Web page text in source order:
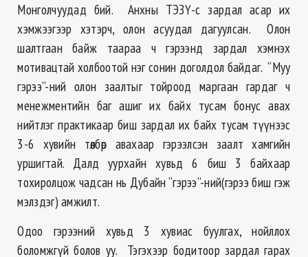
Монголчуудад бий. Анхны ТЭЗҮ-с зардал асар их
хэмжээгээр хэтэрч, олон асуудал дагуулсан. Олон
шалтгаан байж таараа ч гэрээнд зардал хэмнэх
мотивацтай холбоотой нэг сонин доголдол байдаг. “Муу
гэрээ”-ний олон заалтыг тойроод маргаан гардаг ч
менежментийн баг ашиг их байх тусам бонус авах
нийтлэг практикаар биш зардал их байх тусам түүнээс
3-6 хувийн төлбөр авахаар гэрээлсэн заалт хамгийн
уршигтай. Далд уурхайн хувьд 6 биш 3 байхаар
тохиролцож чадсан нь Дубайн “гэрээ”-ний(гэрээ биш гэж
мэлздэг) амжилт.
Одоо гэрээний хувьд 3 хувиас буулгах, нойллох
боломжгүй болов уу. Тэгэхээр бодитоор зардал гарах